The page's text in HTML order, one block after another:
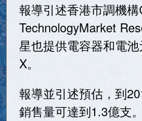
報導引述香港市調機
TechnologyMarket
星也提供電容器和電
X。
報導並引述預估，到
銷售量可達到1.3億支。